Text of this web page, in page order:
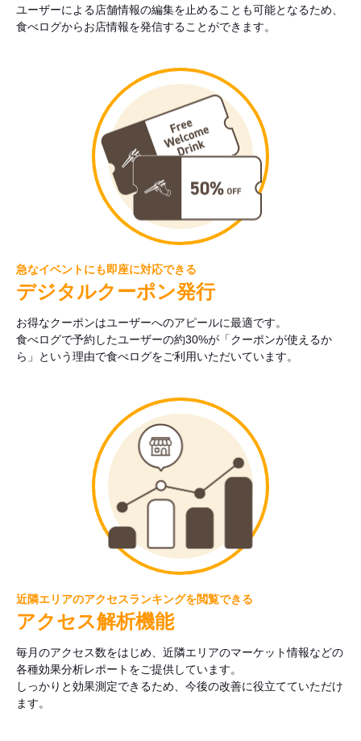
ユーザーによる店舗情報の編集を止めることも可能となるため、
食べログからお店情報を発信することができます。
急なイベントにも即座に対応できる
デジタルクーポン発行
お得なクーポンはユーザーへのアピールに最適です。
食べログで予約したユーザーの約30%が「クーポンが使えるか
ら」という理由で食べログをご利用いただいています。
近隣エリアのアクセスランキングを閲覧できる
アクセス解析機能
毎月のアクセス数をはじめ、近隣エリアのマーケット情報などの
各種効果分析レポートをご提供しています。
しっかりと効果測定できるため、今後の改善に役立てていただけ
ます。